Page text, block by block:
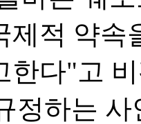
제적 약속
한다"고
정하는